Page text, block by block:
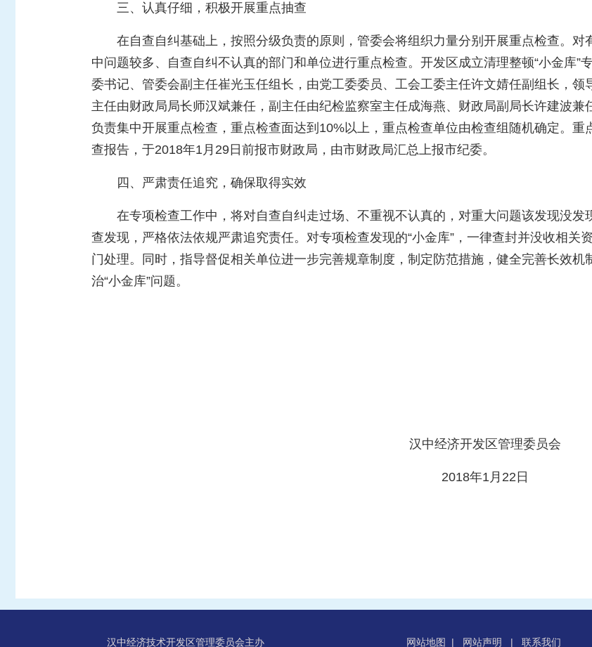
三、认真仔细，积极开展重点抽查
在自查自纠基础上，按照分级负责的原则，管委会将组织力量分别开展重点检查。对
中问题较多、自查自纠不认真的部门和单位进行重点检查。开发区成立清理整顿“小金库”
委书记、管委会副主任崔光玉任组长，由党工委委员、工会工委主任许文婧任副组长，
主任由财政局局长师汉斌兼任， 副主任由纪检监察室主任成海燕、财政局副局长许建波兼
负责集中开展重点检查，重点检查面达到 10%以上，重点检查单位由检查组随机确定。重
查报告，于2018年1月 29 日前报市财政局，由市财政局汇总上报市纪委。
四、严肃责任追究，确保取得实效
在专项检查工作中，将对自查自纠走过场、不重视不认真的，对重大问题该发现没
查发现，严格依法依规严肃追究责任。对专项检查发现的“小金库”，一律查封并没收相关
门处理。同时，指导督促相关单位进一步完善规章制度，制定防范措施，健全完善长效
治“小金库”问题。
汉中经济开发区管理委员会
2018年1月 22 日
汉中经济技术开发区管理委员会主办 网站地图 | 网站声明 | 联系我们